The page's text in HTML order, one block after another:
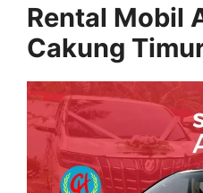
Rental Mobil
Cakung